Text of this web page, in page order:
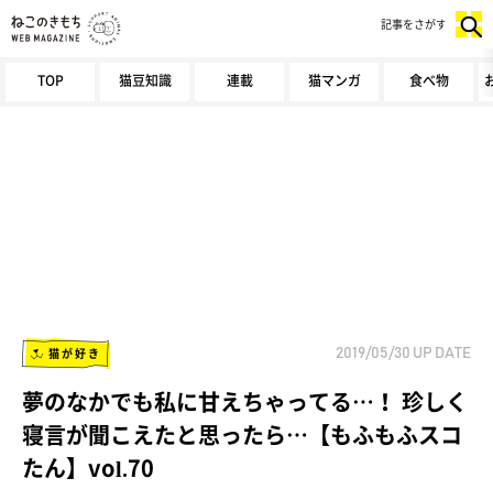
TOP 猫豆知識 連載 猫マンガ 食べ物
記事をさがす
猫が好き 2019/05/30 UP DATE
夢のなかでも私に甘えちゃってる…！ 珍しく
寝言が聞こえたと思ったら…【もふもふスコ
たん】vol.70